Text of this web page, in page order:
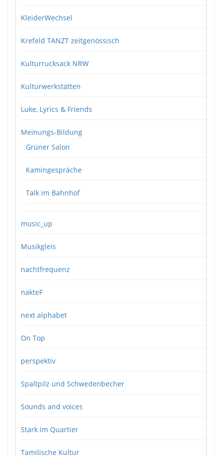
KleiderWechsel
Krefeld TANZT zeitgenössisch
Kulturrucksack NRW
Kulturwerkstätten
Luke, Lyrics & Friends
Meinungs-Bildung
Grüner Salon
Kamingespräche
Talk im Bahnhof
music_up
Musikgleis
nachtfrequenz
nakteF
next alphabet
On Top
perspektiv
Spaltpilz und Schwedenbecher
Sounds and voices
Stark im Quartier
Tamilische Kultur